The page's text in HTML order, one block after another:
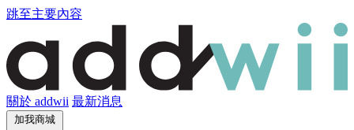
跳至主要內容
關於 addwii 最新消息
加我商城